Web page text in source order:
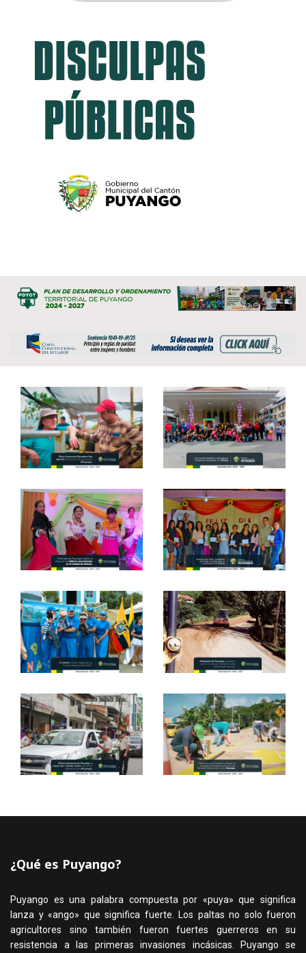
¿Qué es Puyango?
Puyango es una palabra compuesta por «puya» que significa
lanza y «ango» que significa fuerte. Los paltas no solo fueron
agricultores sino también fueron fuertes guerreros en su
resistencia a las primeras invasiones incásicas. Puyango se